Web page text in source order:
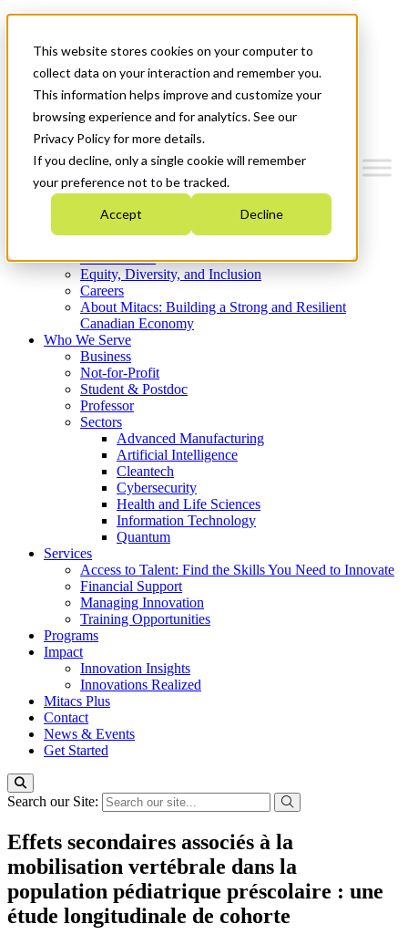
This website stores cookies on your computer to
collect data on your interaction and remember you.
This information helps improve and customize your
browsing experience and for analytics. See our
Privacy Policy for more details.
If you decline, only a single cookie will remember
your preference not to be tracked.
Accept Decline
News & Events
Get Started
Menu
Who We Are
Strategic Plan 2026-2030
What We Do
Equity, Diversity, and Inclusion
Careers
About Mitacs: Building a Strong and Resilient
Canadian Economy
Who We Serve
Business
Not-for-Profit
Student & Postdoc
Professor
Sectors
Advanced Manufacturing
Artificial Intelligence
Cleantech
Cybersecurity
Health and Life Sciences
Information Technology
Quantum
Services
Access to Talent: Find the Skills You Need to Innovate
Financial Support
Managing Innovation
Training Opportunities
Programs
Impact
Innovation Insights
Innovations Realized
Mitacs Plus
Contact
News & Events
Get Started
Search our Site:
Effets secondaires associés à la
mobilisation vertébrale dans la
population pédiatrique préscolaire : une
étude longitudinale de cohorte